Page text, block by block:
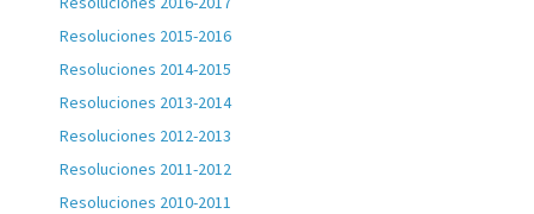
Resoluciones 2015-2016
Resoluciones 2014-2015
Resoluciones 2013-2014
Resoluciones 2012-2013
Resoluciones 2011-2012
Resoluciones 2010-2011